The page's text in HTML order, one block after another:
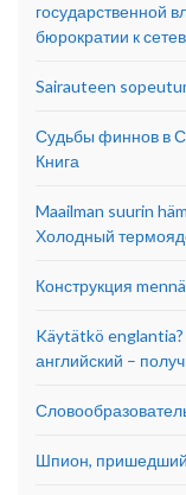
государственной
бюрократии к
Sairauteen
Судьбы финнов в
Книга
Maailman suurin
Холодный
Конструкция
Käytätkö
английский –
Шпион,